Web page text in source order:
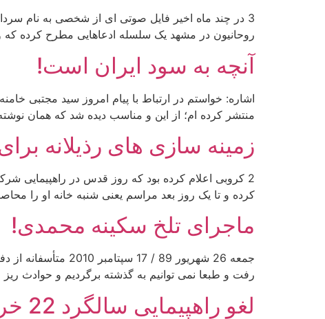
روحانیون در مشهد یک سلسله ادعاهایی مطرح کرده
آنچه به سود ایران است!
اشاره: خواستم در ارتباط با پیام امروز سید مجتبی
منتشر کرده ام؛ از این و مناسب دیده شد که همان
زمینه سازی های رذیلانه
2 کروبی اعلام کرده بود که روز قدس در راهپیمایی
کرده و تا یک روز بعد مراسم یعنی شنبه خانه او را
ماجرای تلخ سکینه محمدی!
جمعه 26 شهریور
رفت و طبعا نمی توانیم به گذشته برگردیم و حوادث
لغو راهپیمایی سالگرد 22 خرداد؛ صدور چهارمین قطعنامه سازمان ملل علیه ایران